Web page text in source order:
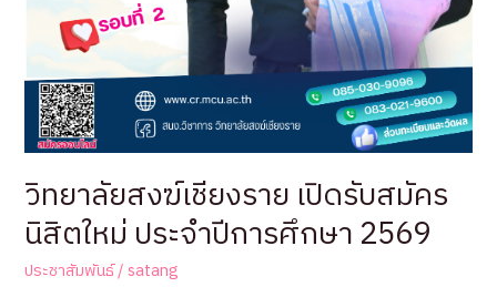
วิทยาลัยสงฆ์เชียงราย เปิดรับสมัคร
นิสิตใหม่ ประจำปีการศึกษา 2569
ประชาสัมพันธ์/satang